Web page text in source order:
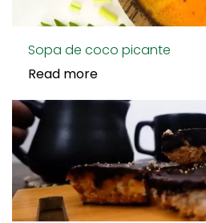
Sopa de coco picante
Read more